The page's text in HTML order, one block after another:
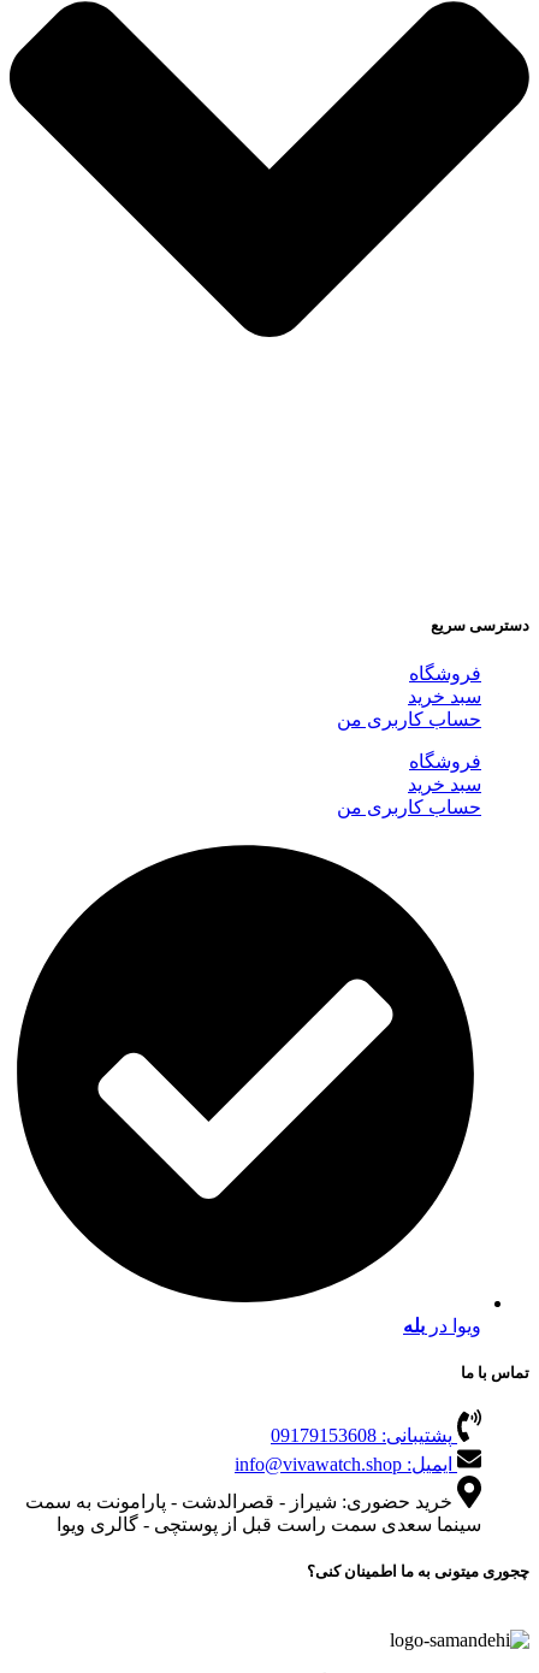
دسترسی سریع
فروشگاه
سبد خرید
حساب کاربری من
فروشگاه
سبد خرید
حساب کاربری من
ویوا در بله
تماس با ما
پشتیبانی: 09179153608
ایمیل: info@vivawatch.shop
خرید حضوری: شیراز - قصرالدشت - پارامونت به سمت
سینما سعدی سمت راست قبل از پوستچی - گالری ویوا
چجوری میتونی به ما اطمینان کنی؟